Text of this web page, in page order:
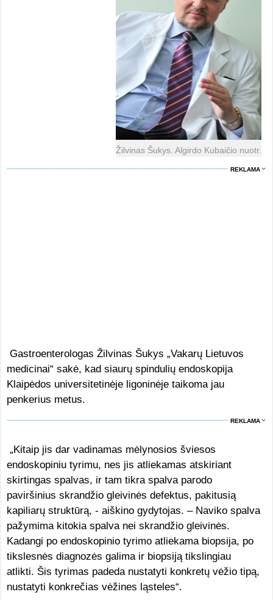
Žilvinas Šukys. Algirdo Kubaičio nuotr.
REKLAMA
Gastroenterologas Žilvinas Šukys „Vakarų Lietuvos
medicinai“ sakė, kad siaurų spindulių endoskopija
Klaipėdos universitetinėje ligoninėje taikoma jau
penkerius metus.
REKLAMA
„Kitaip jis dar vadinamas mėlynosios šviesos
endoskopiniu tyrimu, nes jis atliekamas atskiriant
skirtingas spalvas, ir tam tikra spalva parodo
paviršinius skrandžio gleivinės defektus, pakitusią
kapiliarų struktūrą, - aiškino gydytojas. – Naviko spalva
pažymima kitokia spalva nei skrandžio gleivinės.
Kadangi po endoskopinio tyrimo atliekama biopsija, po
tikslesnės diagnozės galima ir biopsiją tikslingiau
atlikti. Šis tyrimas padeda nustatyti konkretų vėžio tipą,
nustatyti konkrečias vėžines ląsteles“.